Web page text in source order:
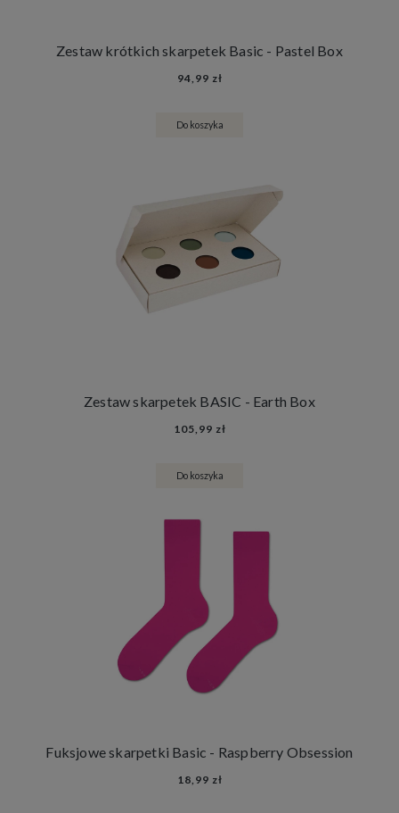
Zestaw krótkich skarpetek Basic - Pastel Box
94,99 zł
Do koszyka
Zestaw skarpetek BASIC - Earth Box
105,99 zł
Do koszyka
Fuksjowe skarpetki Basic - Raspberry Obsession
18,99 zł